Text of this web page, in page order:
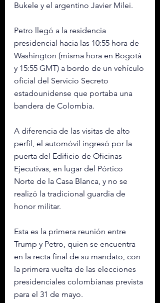
Bukele y el argentino Javier Milei.
Petro llegó a la residencia
presidencial hacia las 10:55 hora de
Washington (misma hora en Bogotá
y 15:55 GMT) a bordo de un vehículo
oficial del Servicio Secreto
estadounidense que portaba una
bandera de Colombia.
A diferencia de las visitas de alto
perfil, el automóvil ingresó por la
puerta del Edificio de Oficinas
Ejecutivas, en lugar del Pórtico
Norte de la Casa Blanca, y no se
realizó la tradicional guardia de
honor militar.
Esta es la primera reunión entre
Trump y Petro, quien se encuentra
en la recta final de su mandato, con
la primera vuelta de las elecciones
presidenciales colombianas prevista
para el 31 de mayo.